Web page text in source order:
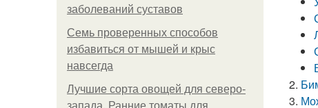
заболеваний суставов
Семь проверенных способов
избавиться от мышей и крыс
навсегда
Лучшие сорта овощей для северо-
запада. Ранние томаты для